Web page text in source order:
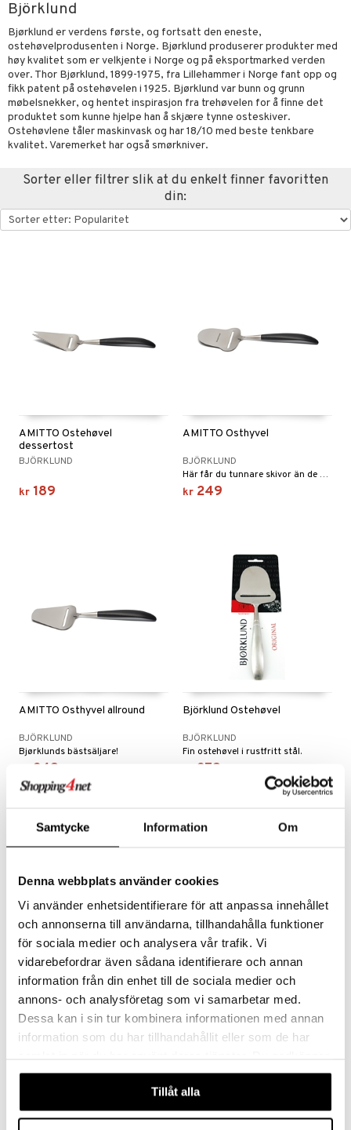
Samtycke Information Om
Denna webbplats använder cookies
Vi använder enhetsidentifierare för att anpassa innehållet
och annonserna till användarna, tillhandahålla funktioner
för sociala medier och analysera vår trafik. Vi
vidarebefordrar även sådana identifierare och annan
information från din enhet till de sociala medier och
annons- och analysföretag som vi samarbetar med.
Dessa kan i sin tur kombinera informationen med annan
information som du har tillhandahållit eller som de har
våra cookies vid fortsatt användande av vår webbplats.
Tillåt alla
Björklund
Bjørklund er verdens første, og fortsatt den eneste,
ostehøvelprodusenten i Norge. Bjørklund produserer produkter med
høy kvalitet som er velkjente i Norge og på eksportmarked verden
over. Thor Bjørklund, 1899-1975, fra Lillehammer i Norge fant opp og
fikk patent på ostehøvelen i 1925. Bjørklund var bunn og grunn
møbelsnekker, og hentet inspirasjon fra trehøvelen for å finne det
produktet som kunne hjelpe han å skjære tynne osteskiver.
Ostehøvlene tåler maskinvask og har 18/10 med beste tenkbare
kvalitet. Varemerket har også smørkniver.
Sorter eller filtrer slik at du enkelt finner favoritten
din:
AMITTO Ostehøvel
dessertost
BJÖRKLUND
kr 189
AMITTO Osthyvel
BJÖRKLUND
Här får du tunnare skivor än de andra modellerna.
kr 249
AMITTO Osthyvel allround
BJÖRKLUND
Bjørklunds bästsäljare!
249
Björklund Ostehøvel
BJÖRKLUND
Fin ostehøvel i rustfritt stål.
279
Smørkniv
BJÖRKLUND
325
AMITTO Ostehøvel mykost
BJÖRKLUND
Overvåke
og Skulpturer
Art
og lysestaker
og hyller
og kroker
og Cocktailglass
og Avecglass
Kasseroller
og elektrisk visper
og Bryner
og grønnsakskniver
og Rydding
/ Outdoor
& kroker
og kurver
& Putevar
& Pledd
Pledd
tepper
og Matere
potter
& svar